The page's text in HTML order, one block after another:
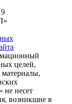
целей,
материалы,
несет
возникшие в